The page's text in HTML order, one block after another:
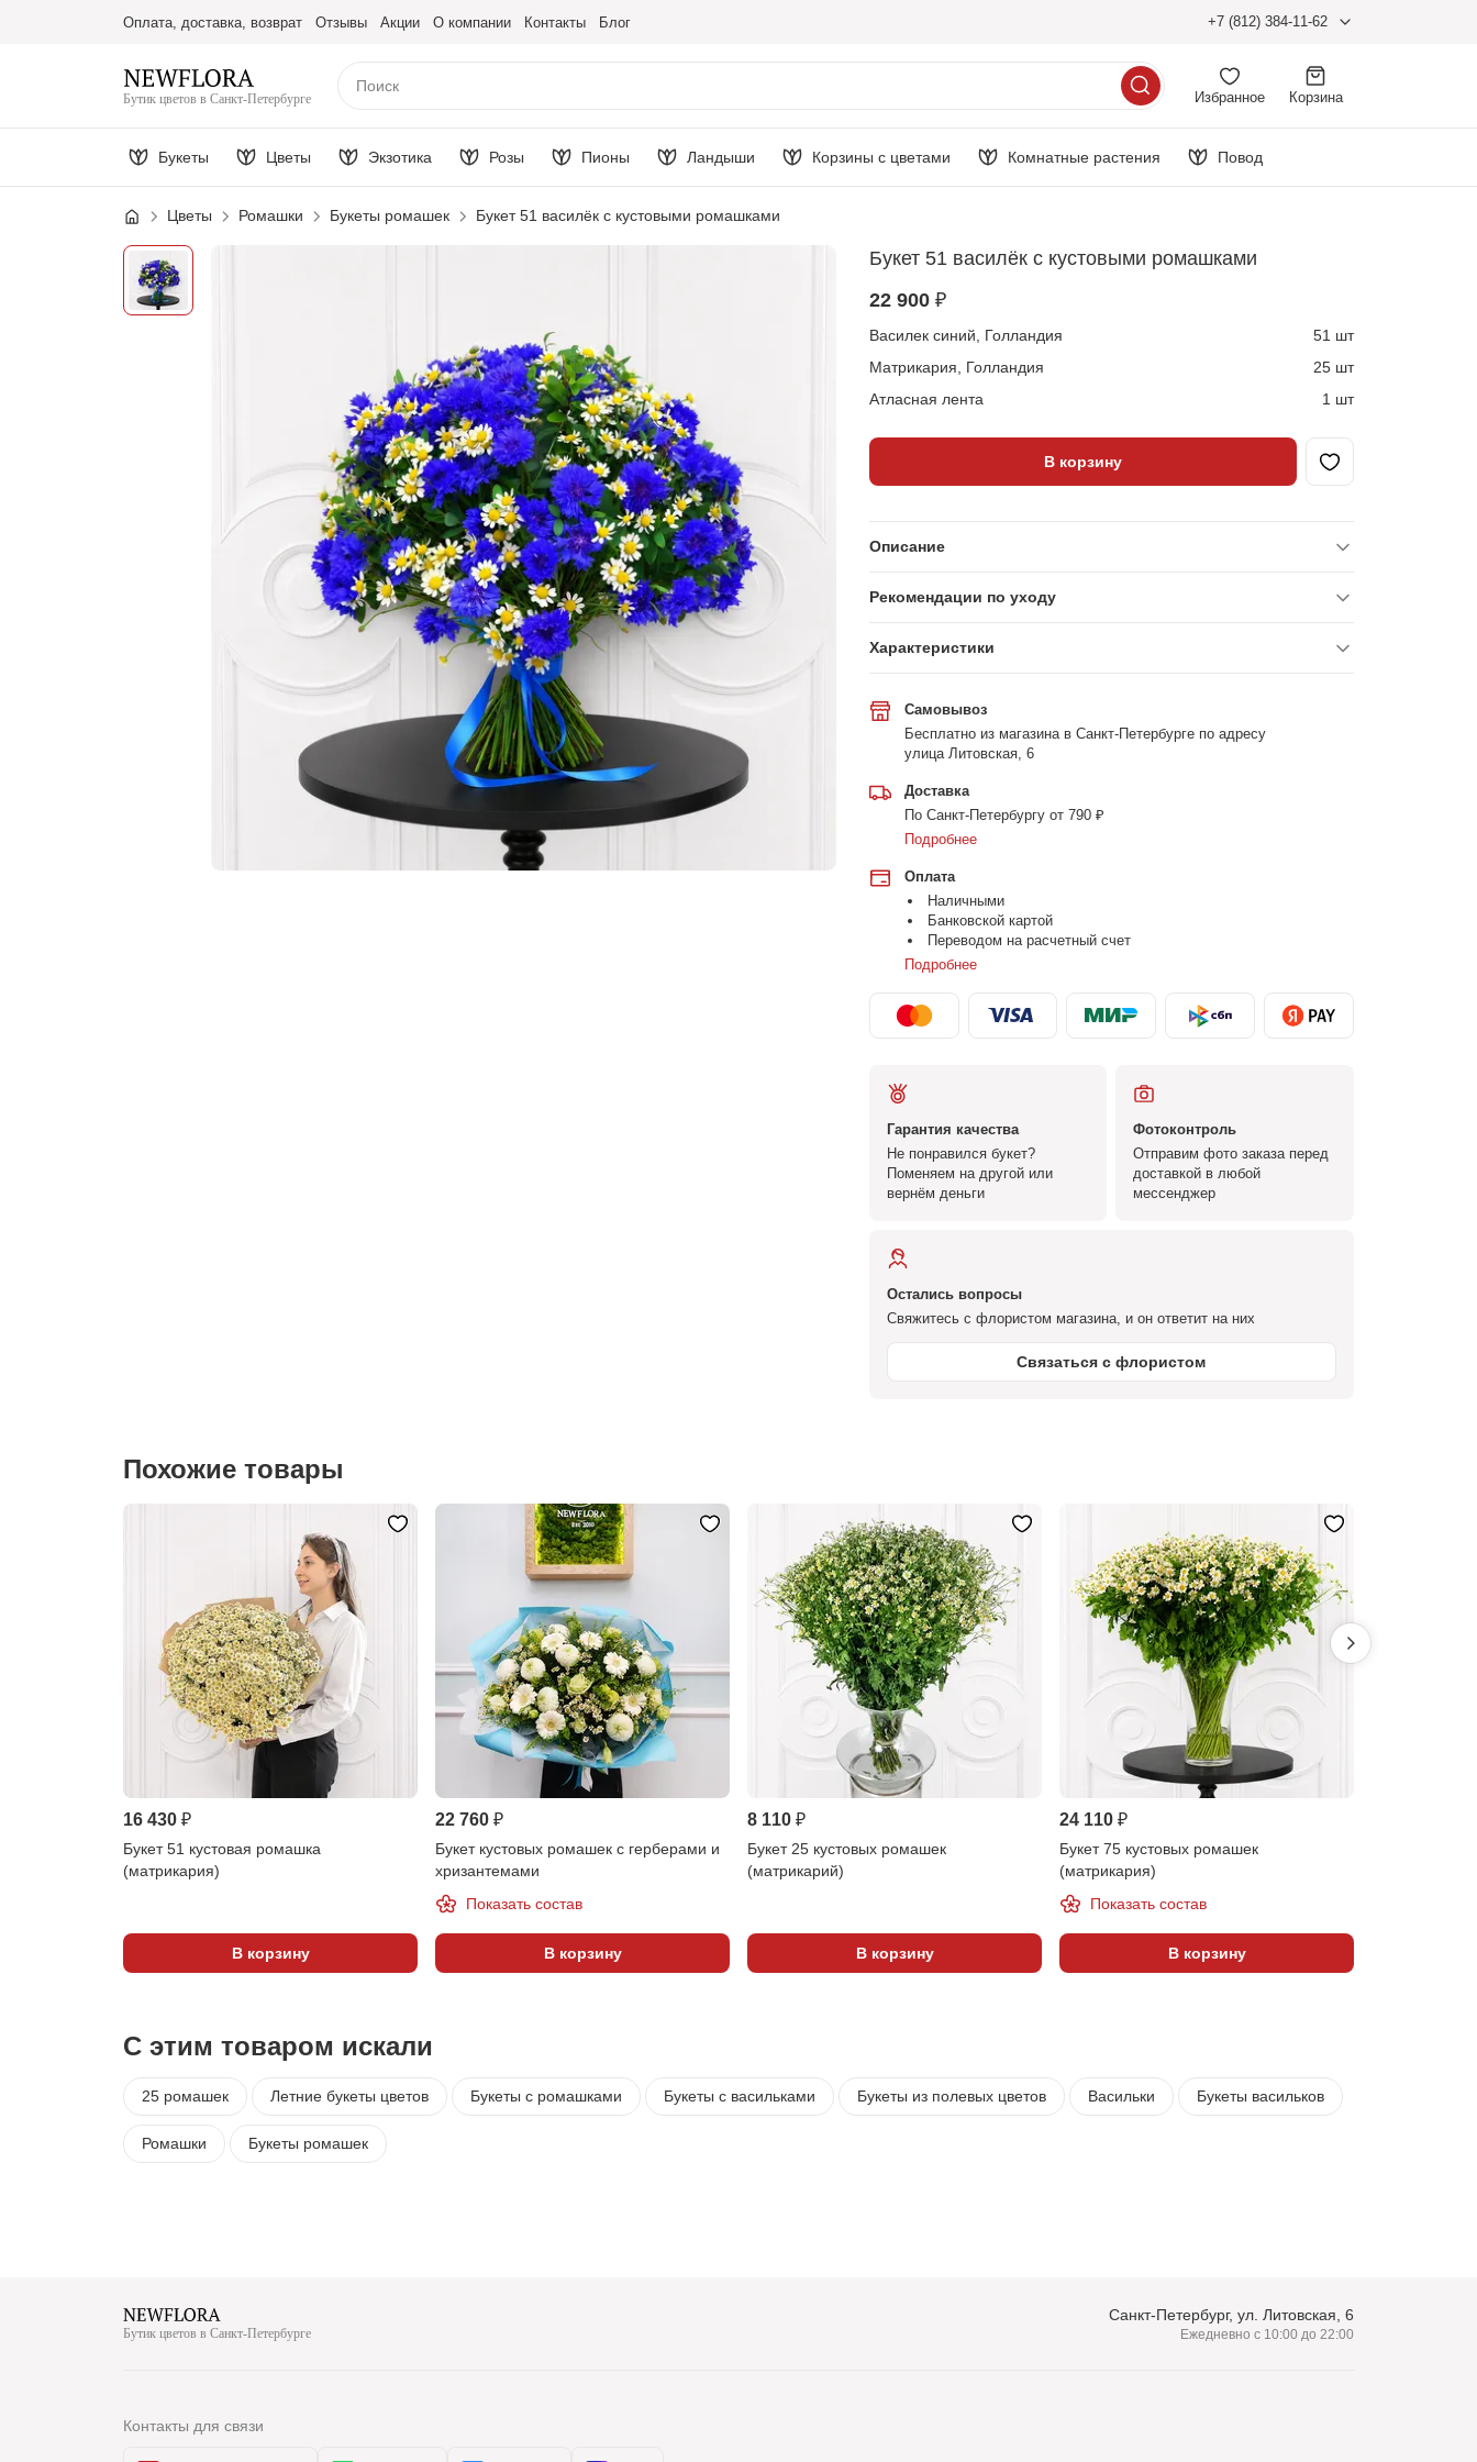
Оплата, доставка, возврат Отзывы Акции О компании Контакты Блог +7 (812) 384-11-62
Бутик цветов в Санкт-Петербурге Избранное Корзина
Букеты Цветы Экзотика Розы Пионы Ландыши Корзины с цветами Комнатные растения Повод
Цветы Ромашки Букеты ромашек Букет 51 василёк с кустовыми ромашками
Букет 51 василёк с кустовыми ромашками
22 900 ₽
Василек синий, Голландия
51 шт
Матрикария, Голландия
25 шт
Атласная лента
1 шт
В корзину
Описание
Рекомендации по уходу
Характеристики
Самовывоз
Бесплатно из магазина в Санкт-Петербурге по адресу
улица Литовская, 6
Доставка
По Санкт-Петербургу от 790 ₽
Подробнее
Оплата
Наличными
Банковской картой
Переводом на расчетный счет
Подробнее
Гарантия качества
Не понравился букет?
Поменяем на другой или
вернём деньги
Фотоконтроль
Отправим фото заказа перед
доставкой в любой
мессенджер
Остались вопросы
Свяжитесь с флористом магазина, и он ответит на них
Связаться с флористом
Похожие товары
16 430 ₽
Букет 51 кустовая ромашка
(матрикария)
В корзину
22 760 ₽
Букет кустовых ромашек с герберами и
хризантемами
Показать состав
В корзину
8 110 ₽
Букет 25 кустовых ромашек
(матрикарий)
В корзину
24 110 ₽
Букет 75 кустовых ромашек
(матрикария)
Показать состав
В корзину
С этим товаром искали
25 ромашек Летние букеты цветов Букеты с ромашками Букеты с васильками Букеты из полевых цветов Васильки Букеты васильков
Ромашки Букеты ромашек
Бутик цветов в Санкт-Петербурге
Санкт-Петербург, ул. Литовская, 6
Ежедневно с 10:00 до 22:00
Контакты для связи